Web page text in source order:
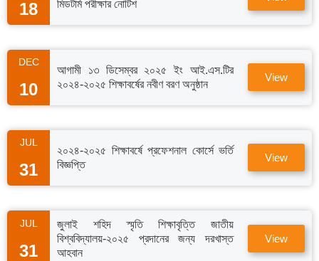
18
মিডটার্ম পরীক্ষার নোটিশ
DEC
10
আগামী ১৩ ডিসেম্বর ২০২৫ ইং আই.এস.টির
২০২৪-২০২৫ শিক্ষাবর্ষের নবীণ বরণ অনুষ্ঠান
View
JUL
31
২০২৪-২০২৫ শিক্ষাবর্ষে প্রফেশনাল কোর্সে ভর্তি
বিজ্ঞপ্তি
View
JUL
31
জুলাই শহিদ স্মৃতি শিক্ষাবৃত্তি জাতীয়
বিশ্ববিদ্যালয়-২০২৫ প্রদানের জন্য দরখাস্ত
আহবান
View